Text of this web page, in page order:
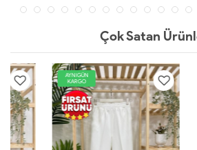
Çok Satan
AYNIGÜN
KARGO
AYNIGÜN